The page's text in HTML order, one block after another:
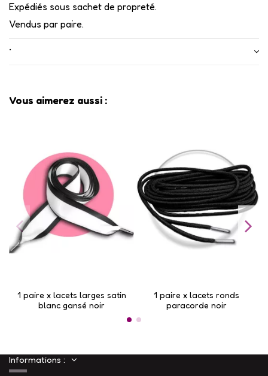
Expédiés sous sachet de propreté.
Vendus par paire.
•
Vous aimerez aussi :
1 paire x lacets larges satin
blanc gansé noir
1 paire x lacets ronds
paracorde noir
Informations :